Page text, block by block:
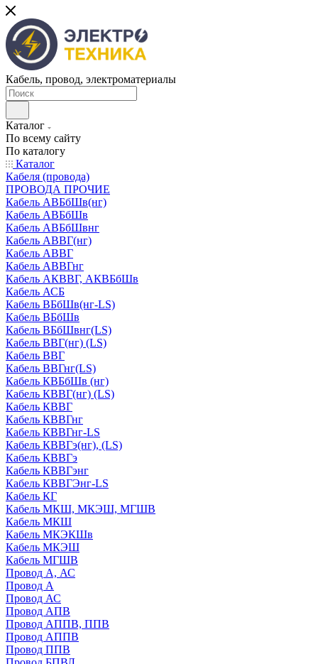
Кабель, провод, электроматериалы
Каталог
По всему сайту
По каталогу
Каталог
Кабеля (провода)
ПРОВОДА ПРОЧИЕ
Кабель АВБбШв(нг)
Кабель АВБбШв
Кабель АВБбШвнг
Кабель АВВГ(нг)
Кабель АВВГ
Кабель АВВГнг
Кабель АКВВГ, АКВБбШв
Кабель АСБ
Кабель ВБбШв(нг-LS)
Кабель ВБбШв
Кабель ВБбШвнг(LS)
Кабель ВВГ(нг) (LS)
Кабель ВВГ
Кабель ВВГнг(LS)
Кабель КВБбШв (нг)
Кабель КВВГ(нг) (LS)
Кабель КВВГ
Кабель КВВГнг
Кабель КВВГнг-LS
Кабель КВВГэ(нг), (LS)
Кабель КВВГэ
Кабель КВВГэнг
Кабель КВВГЭнг-LS
Кабель КГ
Кабель МКШ, МКЭШ, МГШВ
Кабель МКШ
Кабель МКЭКШв
Кабель МКЭШ
Кабель МГШВ
Провод А, АС
Провод А
Провод АС
Провод АПВ
Провод АППВ, ППВ
Провод АППВ
Провод ППВ